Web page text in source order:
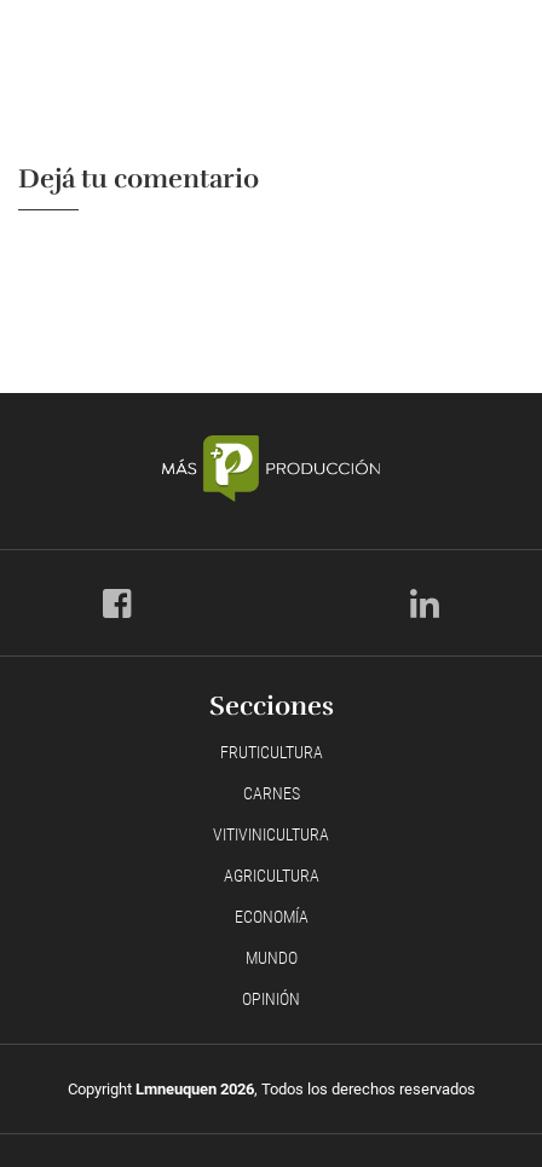
Dejá tu comentario
Secciones
FRUTICULTURA
CARNES
VITIVINICULTURA
AGRICULTURA
ECONOMÍA
MUNDO
OPINIÓN
Copyright Lmneuquen 2026, Todos los derechos reservados